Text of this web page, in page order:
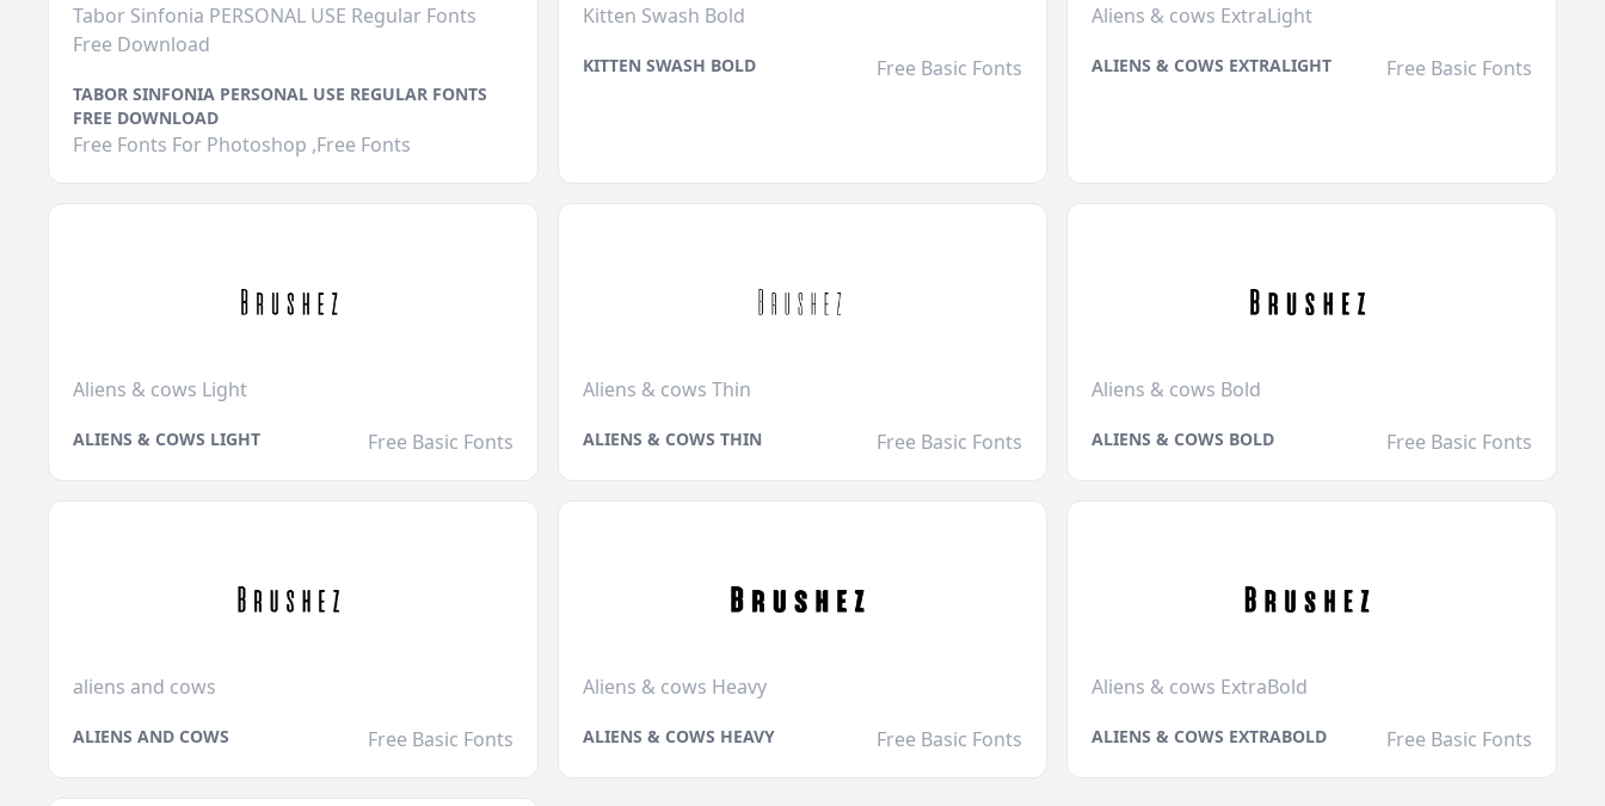
Tabor Sinfonia PERSONAL USE Regular Fonts
Free Download
TABOR SINFONIA PERSONAL USE REGULAR FONTS
FREE DOWNLOAD
Free Fonts For Photoshop ,Free Fonts
Kitten Swash Bold
KITTEN SWASH BOLD Free Basic Fonts
Aliens & cows ExtraLight
ALIENS & COWS EXTRALIGHT Free Basic Fonts
Aliens & cows Light
ALIENS & COWS LIGHT Free Basic Fonts
Aliens & cows Thin
ALIENS & COWS THIN Free Basic Fonts
Aliens & cows Bold
ALIENS & COWS BOLD Free Basic Fonts
aliens and cows
ALIENS AND COWS Free Basic Fonts
Aliens & cows Heavy
ALIENS & COWS HEAVY Free Basic Fonts
Aliens & cows ExtraBold
ALIENS & COWS EXTRABOLD Free Basic Fonts